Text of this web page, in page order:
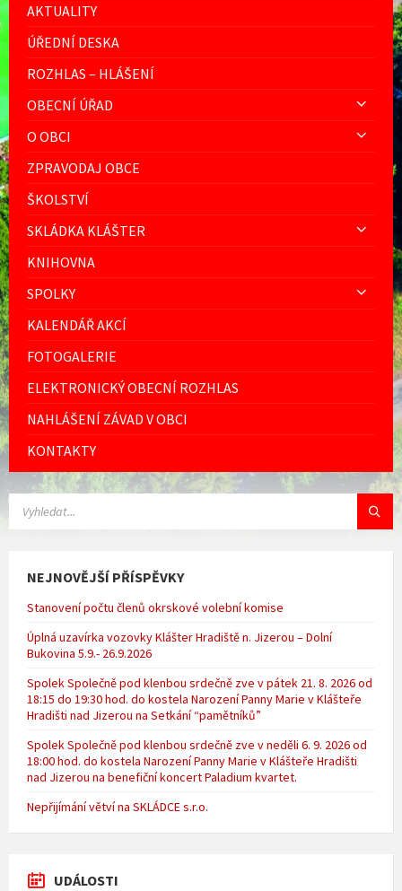
AKTUALITY
ÚŘEDNÍ DESKA
ROZHLAS – HLÁŠENÍ
OBECNÍ ÚŘAD
O OBCI
ZPRAVODAJ OBCE
ŠKOLSTVÍ
SKLÁDKA KLÁŠTER
KNIHOVNA
SPOLKY
KALENDÁŘ AKCÍ
FOTOGALERIE
ELEKTRONICKÝ OBECNÍ ROZHLAS
NAHLÁŠENÍ ZÁVAD V OBCI
KONTAKTY
VYHLEDÁVÁNÍ:
NEJNOVĚJŠÍ PŘÍSPĚVKY
Stanovení počtu členů okrskové volební komise
Úplná uzavírka vozovky Klášter Hradiště n. Jizerou – Dolní
Bukovina 5.9.- 26.9.2026
Spolek Společně pod klenbou srdečně zve v pátek 21. 8. 2026 od
18:15 do 19:30 hod. do kostela Narození Panny Marie v Klášteře
Hradišti nad Jizerou na Setkání “pamětníků”
Spolek Společně pod klenbou srdečně zve v neděli 6. 9. 2026 od
18:00 hod. do kostela Narození Panny Marie v Klášteře Hradišti
nad Jizerou na benefiční koncert Paladium kvartet.
Nepřijímání větví na SKLÁDCE s.r.o.
UDÁLOSTI